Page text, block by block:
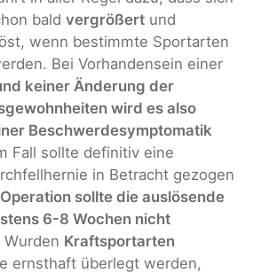
bald vergrößert und
wenn bestimmte Sportarten
Bei Vorhandensein einer
keiner Änderung der
wird es also
Beschwerdesymptomatik
Fall sollte definitiv eine
in Betracht gezogen
sollte die auslösende
6-8 Wochen nicht
Wurden Kraftsportarten
ernsthaft überlegt werden,